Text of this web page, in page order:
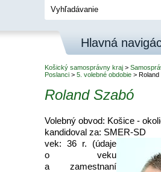
Hlavná
Košický samosprávny kraj >
Poslanci > 5. volebné obdobie > Roland
Roland Szabó
Volebný obvod: Košice -
kandidoval za: SMER-SD
vek: 36 r. (údaje
o veku
a zamestnaní